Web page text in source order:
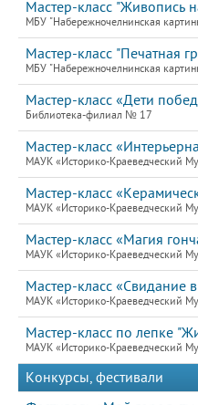
Мастер-класс "Живопись
МБУ "Набережночелнинская
Мастер-класс "Печатная
МБУ "Набережночелнинская
Мастер-класс «Дети
Библиотека-филиал № 17
Мастер-класс
МАУК «Историко-Краеведческий
Мастер-класс
МАУК «Историко-Краеведческий
Мастер-класс «Магия
МАУК «Историко-Краеведческий
Мастер-класс «Свидание
МАУК «Историко-Краеведческий
Мастер-класс по лепке
МАУК «Историко-Краеведческий
Конкурсы, фестивали